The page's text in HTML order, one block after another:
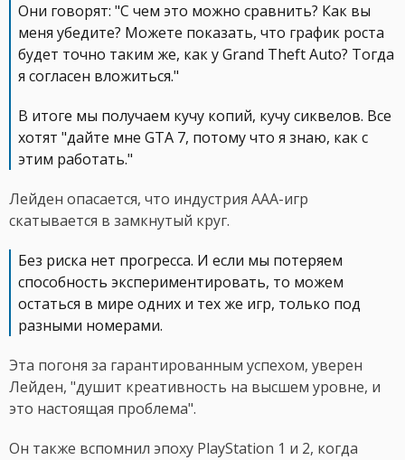
Они говорят: "С чем это можно сравнить? Как вы
меня убедите? Можете показать, что график роста
будет точно таким же, как у Grand Theft Auto? Тогда
я согласен вложиться."
В итоге мы получаем кучу копий, кучу сиквелов. Все
хотят "дайте мне GTA 7, потому что я знаю, как с
этим работать."
Лейден опасается, что индустрия AAA-игр
скатывается в замкнутый круг.
Без риска нет прогресса. И если мы потеряем
способность экспериментировать, то можем
остаться в мире одних и тех же игр, только под
разными номерами.
Эта погоня за гарантированным успехом, уверен
Лейден, "душит креативность на высшем уровне, и
это настоящая проблема".
Он также вспомнил эпоху PlayStation 1 и 2, когда